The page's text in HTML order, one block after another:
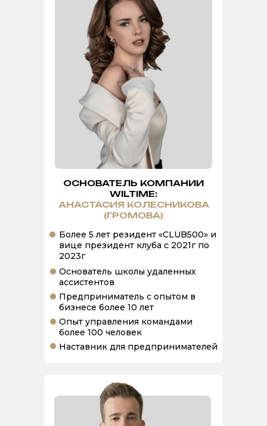
ОСНОВАТЕЛЬ КОМПАНИИ
WILTIME:
АНАСТАСИЯ КОЛЕСНИКОВА
(ГРОМОВА)
Более 5 лет резидент «CLUB500» и
вице президент клуба с 2021г по
2023г
Основатель школы удаленных
ассистентов
Предприниматель с опытом в
бизнесе более 10 лет
Опыт управления командами
более 100 человек
Наставник для предпринимателей